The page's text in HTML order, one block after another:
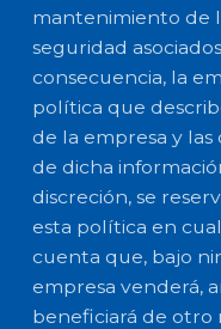
mantenimiento de
seguridad
consecuencia, la
política que
de la empresa y
de dicha
discreción, se
esta política en
cuenta que, bajo
empresa venderá,
beneficiará de otro